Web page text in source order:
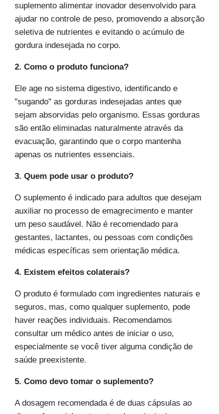
suplemento alimentar inovador desenvolvido para
ajudar no controle de peso, promovendo a absorção
seletiva de nutrientes e evitando o acúmulo de
gordura indesejada no corpo.
2. Como o produto funciona?
Ele age no sistema digestivo, identificando e
"sugando" as gorduras indesejadas antes que
sejam absorvidas pelo organismo. Essas gorduras
são então eliminadas naturalmente através da
evacuação, garantindo que o corpo mantenha
apenas os nutrientes essenciais.
3. Quem pode usar o produto?
O suplemento é indicado para adultos que desejam
auxiliar no processo de emagrecimento e manter
um peso saudável. Não é recomendado para
gestantes, lactantes, ou pessoas com condições
médicas específicas sem orientação médica.
4. Existem efeitos colaterais?
O produto é formulado com ingredientes naturais e
seguros, mas, como qualquer suplemento, pode
haver reações individuais. Recomendamos
consultar um médico antes de iniciar o uso,
especialmente se você tiver alguma condição de
saúde preexistente.
5. Como devo tomar o suplemento?
A dosagem recomendada é de duas cápsulas ao